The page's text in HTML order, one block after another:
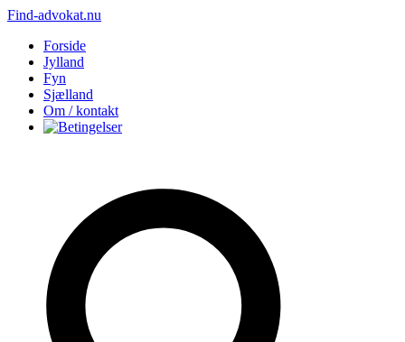
Find-advokat.nu
Forside
Jylland
Fyn
Sjælland
Om / kontakt